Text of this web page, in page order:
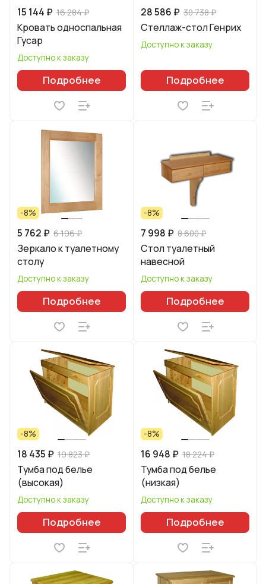
15 144 ₽ 16 284 ₽
Кровать односпальная
Гусар
Доступно к заказу
Подробнее
28 586 ₽ 30 738 ₽
Стеллаж-стол Генрих
Доступно к заказу
Подробнее
-8%
5 762 ₽ 6 196 ₽
Зеркало к туалетному
столу
Доступно к заказу
Подробнее
-8%
7 998 ₽ 8 600 ₽
Стол туалетный
навесной
Доступно к заказу
Подробнее
-8%
18 435 ₽ 19 823 ₽
Тумба под белье
(высокая)
Доступно к заказу
Подробнее
-8%
16 948 ₽ 18 224 ₽
Тумба под белье
(низкая)
Доступно к заказу
Подробнее